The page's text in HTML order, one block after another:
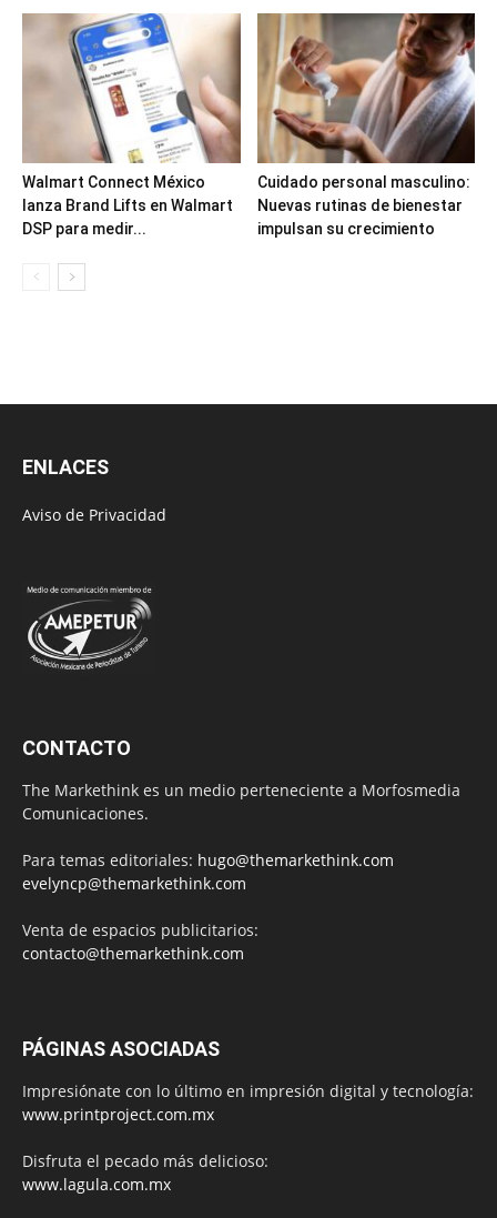
Walmart Connect México
lanza Brand Lifts en Walmart
DSP para medir...
Cuidado personal masculino:
Nuevas rutinas de bienestar
impulsan su crecimiento
ENLACES
Aviso de Privacidad
CONTACTO
The Markethink es un medio perteneciente a Morfosmedia
Comunicaciones.
Para temas editoriales: hugo@themarkethink.com
evelyncp@themarkethink.com
Venta de espacios publicitarios:
contacto@themarkethink.com
PÁGINAS ASOCIADAS
Impresiónate con lo último en impresión digital y tecnología:
www.printproject.com.mx
Disfruta el pecado más delicioso:
www.lagula.com.mx